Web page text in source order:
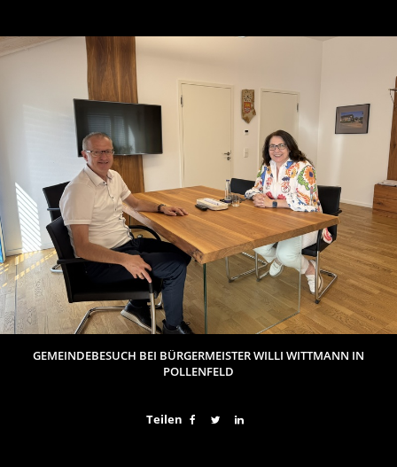
GEMEINDEBESUCH BEI BÜRGERMEISTER WILLI WITTMANN IN
POLLENFELD
Teilen